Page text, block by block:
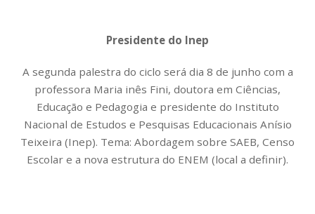
Presidente do Inep
A segunda palestra do ciclo será dia 8 de junho com a
professora Maria inês Fini, doutora em Ciências,
Educação e Pedagogia e presidente do Instituto
Nacional de Estudos e Pesquisas Educacionais Anísio
Teixeira (Inep). Tema: Abordagem sobre SAEB, Censo
Escolar e a nova estrutura do ENEM (local a definir).